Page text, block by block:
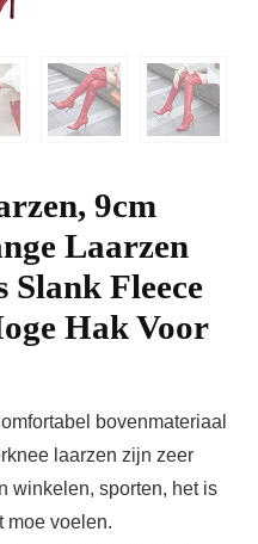
9cm
Laarzen
Fleece
Hak Voor
bovenmateriaal
laarzen zijn zeer
winkelen, sporten, het is
moe voelen.